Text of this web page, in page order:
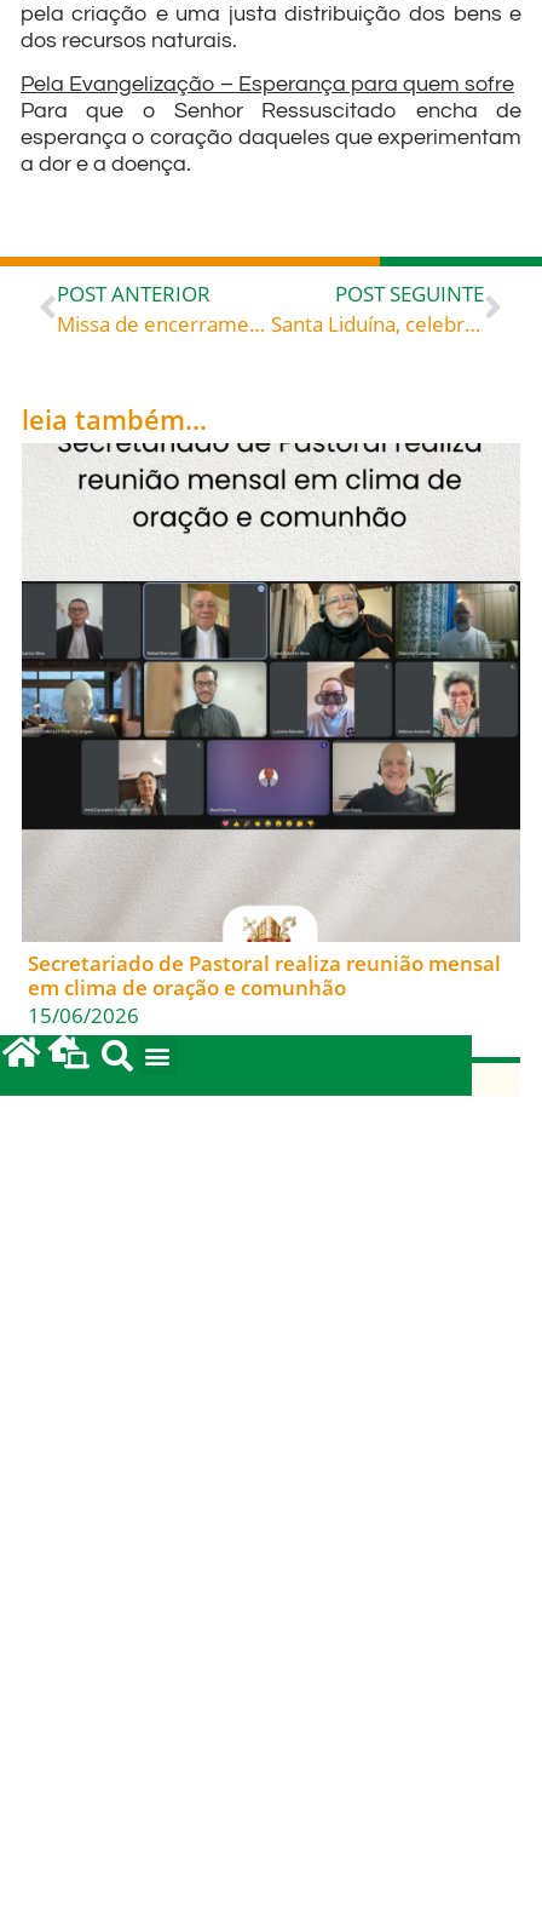
pela criação e uma justa distribuição dos bens e
dos recursos naturais.
Pela Evangelização – Esperança para quem sofre
Para que o Senhor Ressuscitado encha de
esperança o coração daqueles que experimentam
a dor e a doença.
POST ANTERIOR
Missa de encerramento da Jornada Diocesana da Juventude 2014, presidida por Dom José na Catedral – 3
POST SEGUINTE
Santa Liduína, celebrada hoje, roga por todos nós!
leia também...
Secretariado de Pastoral realiza reunião mensal
em clima de oração e comunhão
15/06/2026